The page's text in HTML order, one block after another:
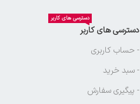
دسترسی های کاربر
دسترسی های کاربر
- حساب کاربری
- سبد خرید
- پیگیری سفارش